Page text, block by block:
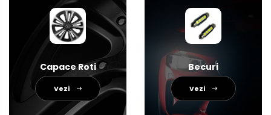
Capace Roti
Vezi
Becuri
Vezi